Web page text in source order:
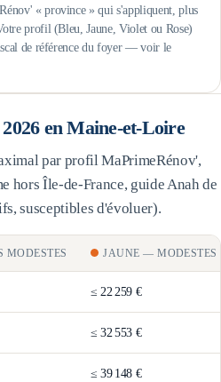
« province » qui s'appliquent, plus
profil (Bleu, Jaune, Violet ou Rose)
de référence du foyer — voir le
en Maine-et-Loire
par profil MaPrimeRénov',
hors Île-de-France, guide Anah de
susceptibles d'évoluer).
MODESTES JAUNE —MODESTES
≤ 22 259 €
≤32 553 €
≤39 148 €